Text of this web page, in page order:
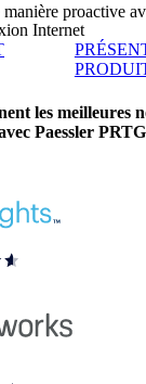
proactive
Internet
les meilleures
Paessler PRTG